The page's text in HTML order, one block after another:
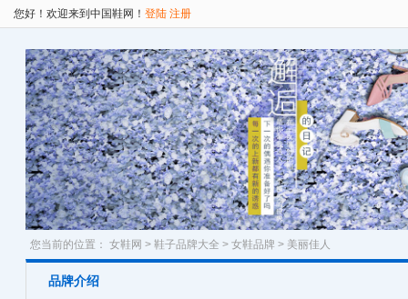
您好！欢迎来到中国鞋网！ 登陆 注册
您当前的位置： 女鞋网 > 鞋子品牌大全 > 女鞋品牌 > 美丽佳人
品牌介绍